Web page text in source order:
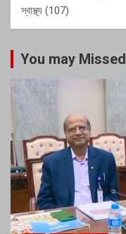
স্বাস্থ্য (107)
You may Missed